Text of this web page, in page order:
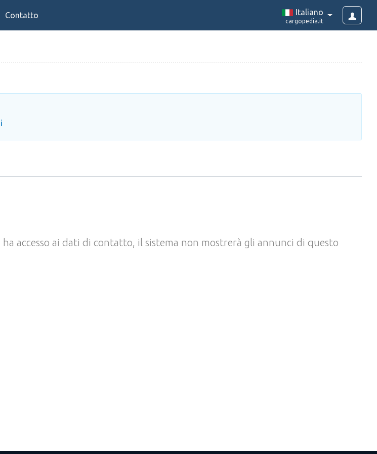
Contatto Italiano
cargopedia.it
accesso ai dati di contatto, il sistema non mostrerà gli annunci di questo